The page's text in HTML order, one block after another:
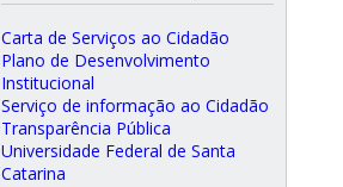
Carta de Serviços ao Cidadão
Plano de Desenvolvimento
Institucional
Serviço de informação ao Cidadão
Transparência Pública
Universidade Federal de Santa
Catarina